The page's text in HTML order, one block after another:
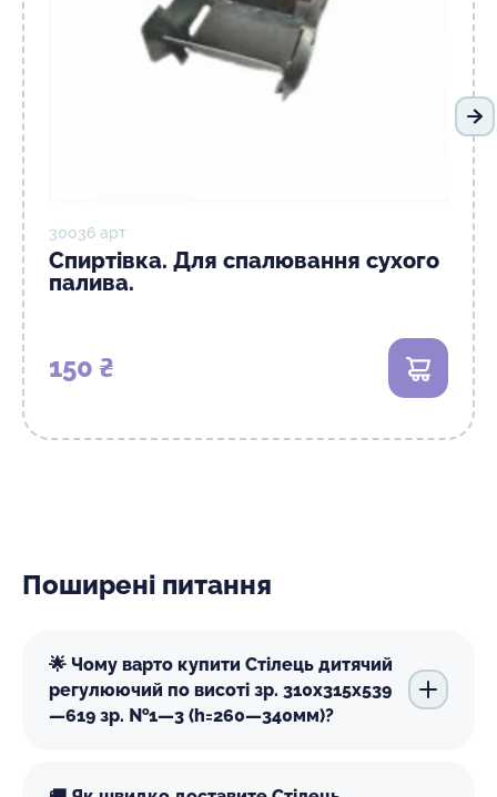
30036 арт
Спиртівка. Для спалювання сухого
палива.
150 ₴ В кошик
Поширені питання
🌟 Чому варто купити Стілець дитячий
регулюючий по висоті зр. 310х315х539
—619 зр. №1—3 (h=260—340мм)?